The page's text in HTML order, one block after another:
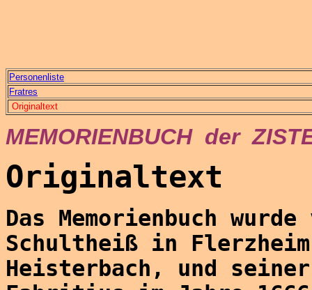
Personenliste
Fratres
Originaltext
MEMORIENBUCH  der
Originaltext
Das Memorienbuch
Schultheiß in
Heisterbach, und seiner